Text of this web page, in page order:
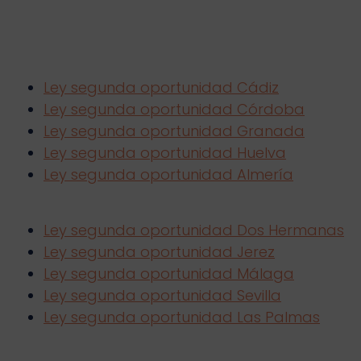
Ley segunda oportunidad Cádiz
Ley segunda oportunidad Córdoba
Ley segunda oportunidad Granada
Ley segunda oportunidad Huelva
Ley segunda oportunidad Almería
Ley segunda oportunidad Dos Hermanas
Ley segunda oportunidad Jerez
Ley segunda oportunidad Málaga
Ley segunda oportunidad Sevilla
Ley segunda oportunidad Las Palmas